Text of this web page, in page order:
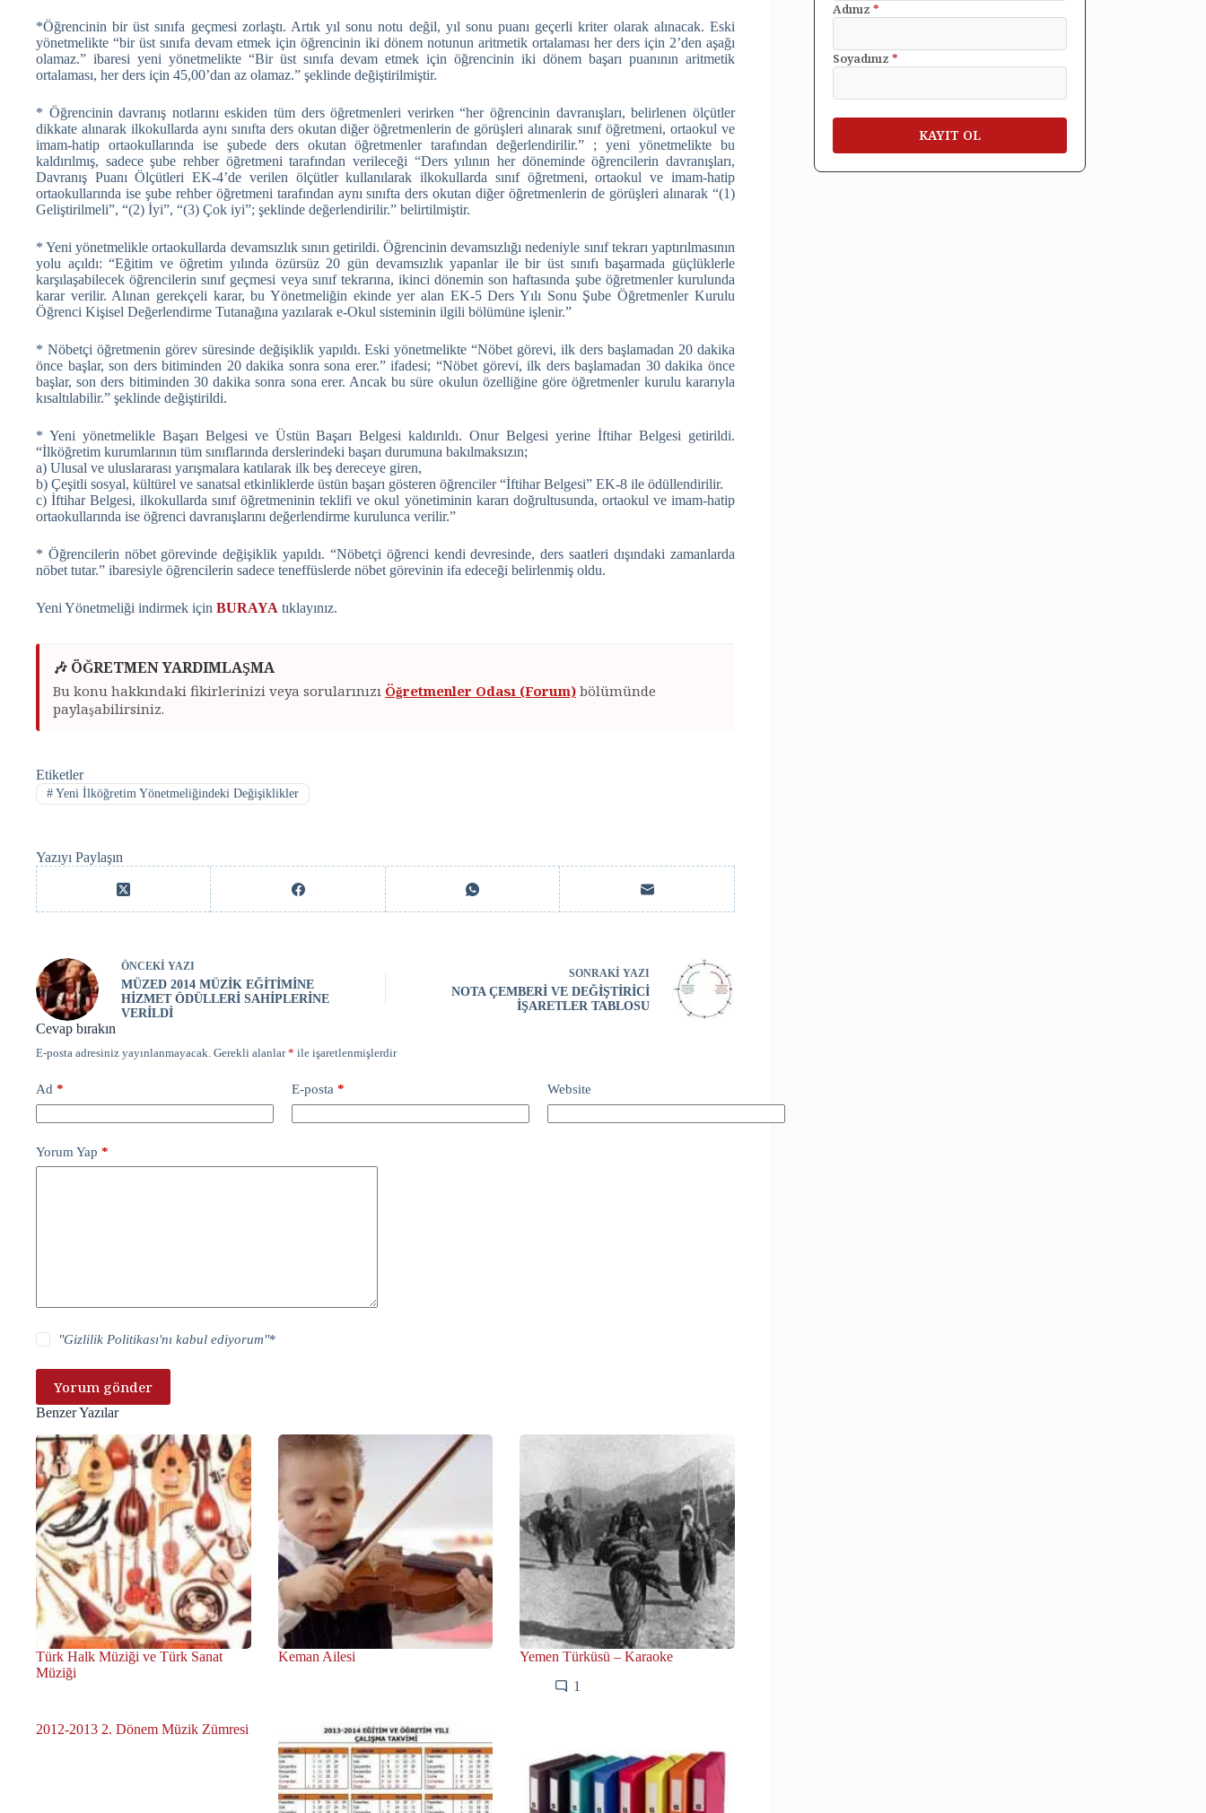
*Öğrencinin bir üst sınıfa geçmesi zorlaştı. Artık yıl sonu notu değil, yıl sonu puanı geçerli kriter olarak alınacak. Eski
yönetmelikte “bir üst sınıfa devam etmek için öğrencinin iki dönem notunun aritmetik ortalaması her ders için 2’den aşağı
olamaz.” ibaresi yeni yönetmelikte “Bir üst sınıfa devam etmek için öğrencinin iki dönem başarı puanının aritmetik
ortalaması, her ders için 45,00’dan az olamaz.” şeklinde değiştirilmiştir.
* Öğrencinin davranış notlarını eskiden tüm ders öğretmenleri verirken “her öğrencinin davranışları, belirlenen ölçütler
dikkate alınarak ilkokullarda aynı sınıfta ders okutan diğer öğretmenlerin de görüşleri alınarak sınıf öğretmeni, ortaokul ve
imam-hatip ortaokullarında ise şubede ders okutan öğretmenler tarafından değerlendirilir.” ; yeni yönetmelikte bu
kaldırılmış, sadece şube rehber öğretmeni tarafından verileceği “Ders yılının her döneminde öğrencilerin davranışları,
Davranış Puanı Ölçütleri EK-4’de verilen ölçütler kullanılarak ilkokullarda sınıf öğretmeni, ortaokul ve imam-hatip
ortaokullarında ise şube rehber öğretmeni tarafından aynı sınıfta ders okutan diğer öğretmenlerin de görüşleri alınarak “(1)
Geliştirilmeli”, “(2) İyi”, “(3) Çok iyi”; şeklinde değerlendirilir.” belirtilmiştir.
* Yeni yönetmelikle ortaokullarda devamsızlık sınırı getirildi. Öğrencinin devamsızlığı nedeniyle sınıf tekrarı yaptırılmasının
yolu açıldı: “Eğitim ve öğretim yılında özürsüz 20 gün devamsızlık yapanlar ile bir üst sınıfı başarmada güçlüklerle
karşılaşabilecek öğrencilerin sınıf geçmesi veya sınıf tekrarına, ikinci dönemin son haftasında şube öğretmenler kurulunda
karar verilir. Alınan gerekçeli karar, bu Yönetmeliğin ekinde yer alan EK-5 Ders Yılı Sonu Şube Öğretmenler Kurulu
Öğrenci Kişisel Değerlendirme Tutanağına yazılarak e-Okul sisteminin ilgili bölümüne işlenir.”
* Nöbetçi öğretmenin görev süresinde değişiklik yapıldı. Eski yönetmelikte “Nöbet görevi, ilk ders başlamadan 20 dakika
önce başlar, son ders bitiminden 20 dakika sonra sona erer.” ifadesi; “Nöbet görevi, ilk ders başlamadan 30 dakika önce
başlar, son ders bitiminden 30 dakika sonra sona erer. Ancak bu süre okulun özelliğine göre öğretmenler kurulu kararıyla
kısaltılabilir.” şeklinde değiştirildi.
* Yeni yönetmelikle Başarı Belgesi ve Üstün Başarı Belgesi kaldırıldı. Onur Belgesi yerine İftihar Belgesi getirildi.
“İlköğretim kurumlarının tüm sınıflarında derslerindeki başarı durumuna bakılmaksızın;
a) Ulusal ve uluslararası yarışmalara katılarak ilk beş dereceye giren,
b) Çeşitli sosyal, kültürel ve sanatsal etkinliklerde üstün başarı gösteren öğrenciler “İftihar Belgesi” EK-8 ile ödüllendirilir.
c) İftihar Belgesi, ilkokullarda sınıf öğretmeninin teklifi ve okul yönetiminin kararı doğrultusunda, ortaokul ve imam-hatip
ortaokullarında ise öğrenci davranışlarını değerlendirme kurulunca verilir.”
* Öğrencilerin nöbet görevinde değişiklik yapıldı. “Nöbetçi öğrenci kendi devresinde, ders saatleri dışındaki zamanlarda
nöbet tutar.” ibaresiyle öğrencilerin sadece teneffüslerde nöbet görevinin ifa edeceği belirlenmiş oldu.
Yeni Yönetmeliği indirmek için BURAYA tıklayınız.
🎶 ÖĞRETMEN YARDIMLAŞMA
Bu konu hakkındaki fikirlerinizi veya sorularınızı Öğretmenler Odası (Forum) bölümünde
paylaşabilirsiniz.
Etiketler
#Yeni İlköğretim Yönetmeliğindeki Değişiklikler
Yazıyı Paylaşın
ÖNCEKI YAZI
MÜZED 2014 MÜZİK EĞİTİMİNE
HİZMET ÖDÜLLERİ SAHİPLERİNE
VERİLDİ
SONRAKI YAZI
NOTA ÇEMBERİ VE DEĞİŞTİRİCİ
İŞARETLER TABLOSU
Cevap bırakın
E-posta adresiniz yayınlanmayacak. Gerekli alanlar* ile işaretlenmişlerdir
Ad * E-posta * Website
Yorum Yap *
"Gizlilik Politikası'nı kabul ediyorum"*
Yorum gönder
Benzer Yazılar
Türk Halk Müziği ve Türk Sanat
Müziği
Keman Ailesi
Yemen Türküsü – Karaoke
1
2012-2013 2. Dönem Müzik Zümresi
Adınız*
Soyadınız*